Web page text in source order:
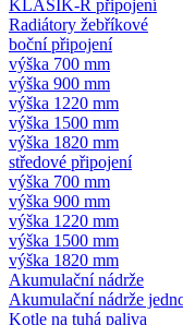
KLASIK-R připojení
Radiátory žebříkové
boční připojení
výška 700 mm
výška 900 mm
výška 1220 mm
výška 1500 mm
výška 1820 mm
středové připojení
výška 700 mm
výška 900 mm
výška 1220 mm
výška 1500 mm
výška 1820 mm
Akumulační nádrže
Akumulační nádrže
Kotle na tuhá paliva